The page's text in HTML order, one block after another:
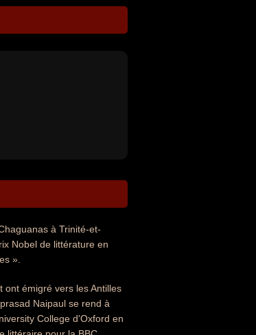
à Trinité-et-
Nobel de littérature en
».
ont émigré vers les Antilles
Naipaul se rend à
College d'Oxford en